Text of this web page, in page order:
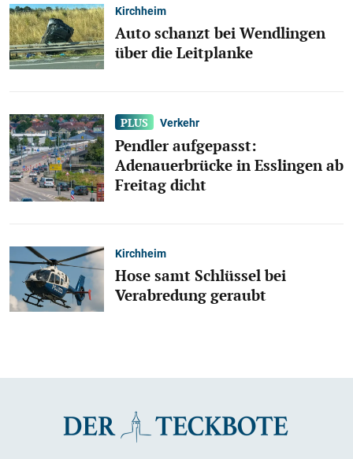
Kirchheim
Auto schanzt bei Wendlingen
über die Leitplanke
Verkehr
Pendler aufgepasst:
Adenauerbrücke in Esslingen ab
Freitag dicht
Kirchheim
Hose samt Schlüssel bei
Verabredung geraubt